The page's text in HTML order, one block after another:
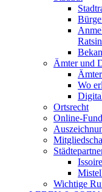
Ämter und
Wo
Ortsrecht
Online-
Wichtige